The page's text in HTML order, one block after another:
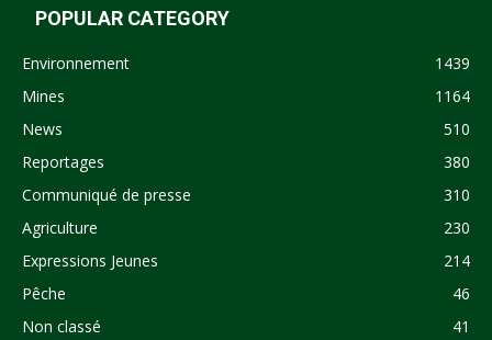
POPULAR CATEGORY
Environnement
1439
Mines
1164
News
510
Reportages
380
Communiqué de presse
310
Agriculture
230
Expressions Jeunes
214
Pêche
46
Non classé
41